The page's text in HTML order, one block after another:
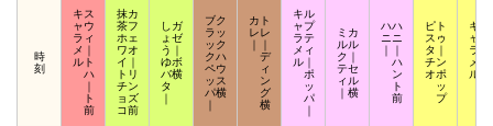
時
刻
キス
ャウ
ラィ
メ｜
ルト
ハ
｜
ト
前
抹カ
茶フ
ホェ
ワオ
イ｜
トリ
チン
ョズ
コ前
しガ
ょゼ
う｜
ゆボ
バ横
タ
｜
ブク
ラッ
ック
クハ
ペウ
ッス
パ横
｜
カト
レレ
｜｜
デ
ィ
ン
グ
横
キル
ャプ
ラテ
メィ
ル｜
ポ
ッ
パ
｜
ミカ
ルル
ク｜
テセ
ィル
｜横
ハハ
ニニ
｜｜
ハ
ン
ト
前
ピト
スゥ
タ｜
チン
オポ
ッ
プ
キポ
ャッ
ラプ
メア
ルロ